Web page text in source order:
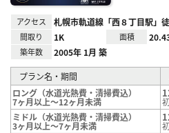
アクセス 札幌市軌道線「西８丁目駅」
間取り 1K 面積
築年数 2005年 1月 築
プラン名・期間
ロング（水道光熱費・清掃費込）
7ヶ月以上～12ヶ月未満
ミドル（水道光熱費・清掃費込）
3ヶ月以上～7ヶ月未満